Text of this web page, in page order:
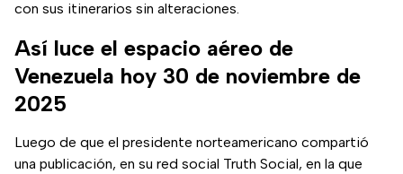
con sus itinerarios sin alteraciones.
Así luce el espacio aéreo de
Venezuela hoy 30 de noviembre de
2025
Luego de que el presidente norteamericano compartió
una publicación, en su red social Truth Social, en la que